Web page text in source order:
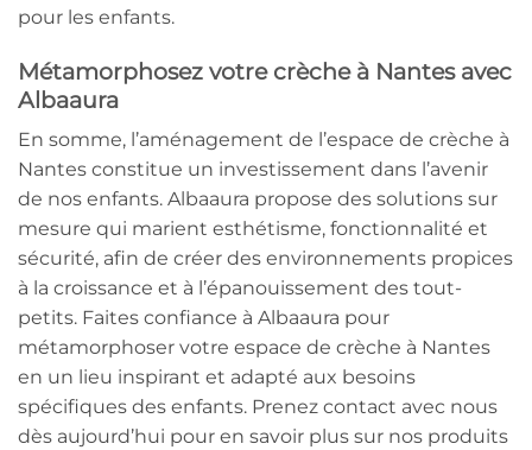
pour les enfants.
Métamorphosez votre crèche à Nantes avec
Albaaura
En somme, l’aménagement de l’espace de crèche à
Nantes constitue un investissement dans l’avenir
de nos enfants. Albaaura propose des solutions sur
mesure qui marient esthétisme, fonctionnalité et
sécurité, afin de créer des environnements propices
à la croissance et à l’épanouissement des tout-
petits. Faites confiance à Albaaura pour
métamorphoser votre espace de crèche à Nantes
en un lieu inspirant et adapté aux besoins
spécifiques des enfants. Prenez contact avec nous
dès aujourd’hui pour en savoir plus sur nos produits